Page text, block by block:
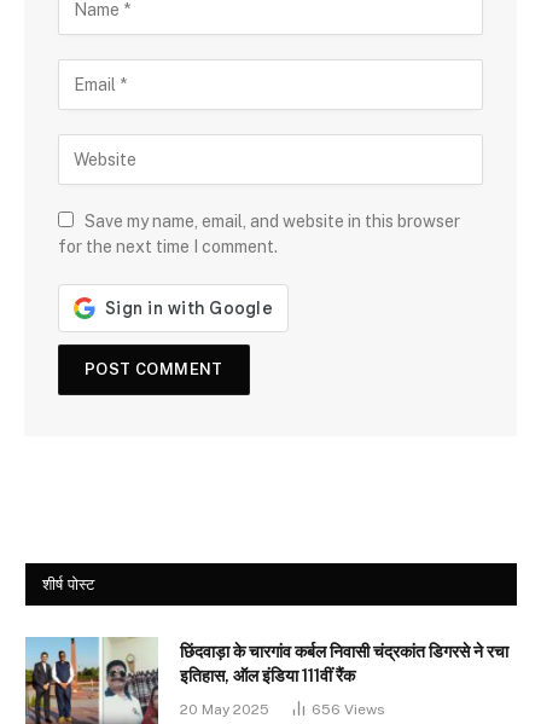
Save my name, email, and website in this browser
for the next time I comment.
शीर्ष पोस्ट
छिंदवाड़ा के चारगांव कर्बल निवासी चंद्रकांत डिगरसे ने रचा
इतिहास, ऑल इंडिया 111वीं रैंक
20 May 2025 656 Views